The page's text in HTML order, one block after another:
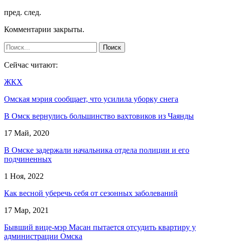
пред. след.
Комментарии закрыты.
Сейчас читают:
ЖКХ
Омская мэрия сообщает, что усилила уборку снега
В Омск вернулись большинство вахтовиков из Чаянды
17 Май, 2020
В Омске задержали начальника отдела полиции и его
подчиненных
1 Ноя, 2022
Как весной уберечь себя от сезонных заболеваний
17 Мар, 2021
Бывший вице-мэр Масан пытается отсудить квартиру у
администрации Омска